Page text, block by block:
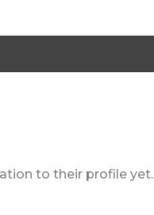
to their profile yet.